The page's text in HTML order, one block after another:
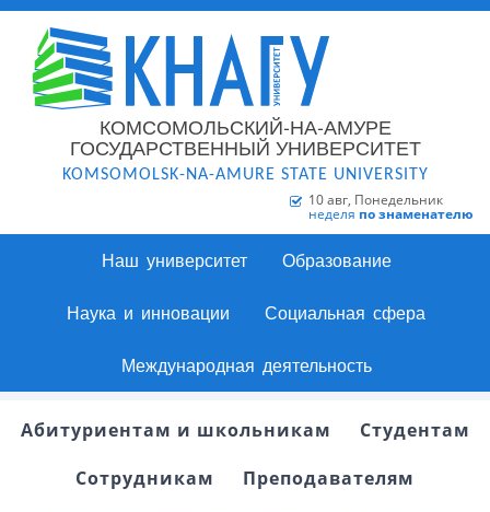
КОМСОМОЛЬСКИЙ-НА-АМУРЕ
ГОСУДАРСТВЕННЫЙ УНИВЕРСИТЕТ
KOMSOMOLSK-NA-AMURE STATE UNIVERSITY
10 авг, Понедельник
неделя по знаменателю
Наш университет Образование
Наука и инновации Социальная сфера
Международная деятельность
Абитуриентам и школьникам
Студентам
Сотрудникам
Преподавателям